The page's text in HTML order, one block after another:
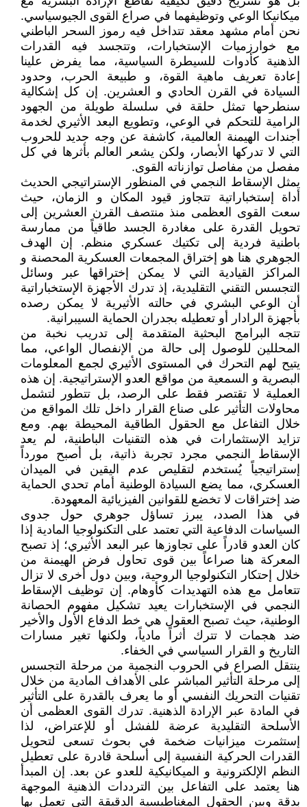
ميكانيكا الوعي وتوظيفهما في صراع القوى الجيوسياسي.
نحن أمام مشهد معقد تتداخل فيه رموز السحر الباطني
مع خوارزميات الإستخبارات، وتتجسد فيه القدرات
الذهنية كأدوات للسيطرة السياسية، مما يفرض علينا
إعادة تعريف ماهية القوة، و طبيعة الحرب، وحدود
السيادة في القرن الحادي و العشرين. إن كل إشكالية
سنطرحها تمثل حلقة في سلسلة طويلة من الجهود
الرامية للتحكم في الوعي، وتطويع البعد الأثيري لخدمة
أجندات الهيمنة العالمية، كاشفة عن وجه جديد للحروب
التي لا تدركها الأبصار، ولكن يشعر العالم بأثرها في كل
مفصل من مفاصل توازناته القوى.
يمثل الإسقاط النجمي في المنظور الإستراتيجي الحديث
أداة إستخباراتية تتجاوز قيود المكان و الزمان، حيث
سعت القوى العظمى منذ منتصف القرن العشرين إلى
تحويل القدرة على مغادرة الجسد طاقياً من ممارسة
باطنية فردية إلى تكتيك عسكري منظم. إن الهدف
الجوهري هنا هو إختراق المجمعات العسكرية المحصنة و
المراكز القيادية التي لا يمكن إختراقها عبر وسائل
التجسس التقني التقليدية، إذ تدرك الأجهزة الإستخباراتية
أن الوعي البشري في حالته الأثيرية لا يمكن رصده
بأجهزة الرادار أو تعطيله بجدران الحماية السيبرانية.
تتجه البرامج البحثية المتقدمة إلى تدريب نخبة من
المحللين للوصول إلى حالة من الإنفصال الواعي، مما
يتيح لهم التحرك في المستوى الأثيري لجمع المعلومات
البصرية و السمعية من مواقع العدو الإستراتيجية. إن هذه
العملية لا تقتصر فقط على الرصد، بل تتطور لتشمل
محاولات التأثير على صناع القرار داخل تلك المواقع من
خلال التفاعل مع الحقول الطاقية المحيطة بهم. ومع
تزايد الإستثمارات في هذه التقنيات الباطنية، لم يعد
الإسقاط النجمي مجرد تجربة ذاتية، بل أصبح مورداً
إستراتيجياً يُستخدم لتقليص عدم اليقين في الميدان
العسكري، مما يضع السيادة الوطنية أمام تحدي الحماية
ضد إختراقات لا تخضع للقوانين الفيزيائية المعهودة.
في هذا الصدد، يبرز تساؤل جوهري حول جدوى
السياسات الدفاعية التي تعتمد على التكنولوجيا المادية إذا
كان العدو قادراً على تجاوزها عبر البعد الأثيري؛ إذ تصبح
المعركة هنا صراعاً بين قوى تحاول فرض الهيمنة من
خلال إحتكار التكنولوجيا الروحية، وبين دول أخرى لا تزال
تتعامل مع هذه التهديدات كأوهام. إن توظيف الإسقاط
النجمي في الإستخبارات يعيد تشكيل مفهوم الحصانة
الوطنية، حيث تصبح العقول هي خط الدفاع الأول والأخير
ضد هجمات لا تترك أثراً مادياً، ولكنها تغير مسارات
التاريخ و القرار السياسي في الخفاء.
ينتقل الصراع في الحروب النجمية من مرحلة التجسس
إلى مرحلة التأثير المباشر على الأهداف المادية من خلال
تقنيات التحريك النفسي أو ما يعرف بالقدرة على التأثير
في المادة عبر الإرادة الذهنية. تدرك القوى العظمى أن
الأسلحة التقليدية عرضة للفشل أو للإعتراض، لذا
إستثمرت ميزانيات ضخمة في بحوث تسعى لتحويل
القدرات الحركية النفسية إلى أسلحة قادرة على تعطيل
النظم الإلكترونية و الميكانيكية للعدو عن بعد. إن المبدأ
هنا يعتمد على التفاعل بين الترددات الذهنية الموجهة
بدقة وبين الحقول المغناطيسية الدقيقة التي تعمل بها